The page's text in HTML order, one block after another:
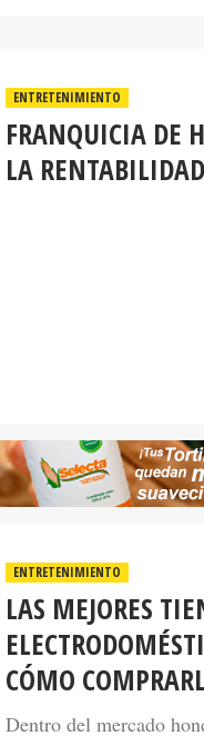
ENTRETENIMIENTO
FRANQUICIA DE
LA
LAS MEJORES
CÓMO
Dentro del mercado
como una de las